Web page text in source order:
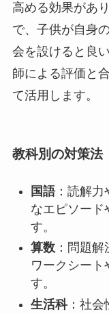
高める効果があ
で、子供が自身
会を設けると良
師による評価と
て活用します。
教科別の対策法
国語：読解力
なエピソード
す。
算数：問題解
ワークシート
す。
生活科：社会